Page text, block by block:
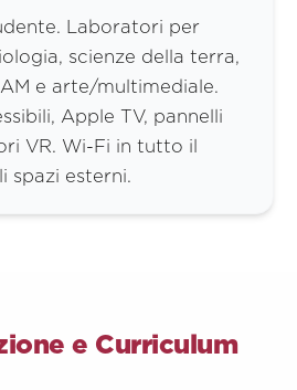
Laboratori per
scienze della terra,
e arte/multimediale.
Apple TV, pannelli
VR. Wi-Fi in tutto il
spazi esterni.
e Curriculum